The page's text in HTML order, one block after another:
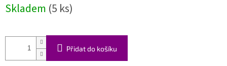
cena:
Skladem (5 ks)
Přidat do košíku